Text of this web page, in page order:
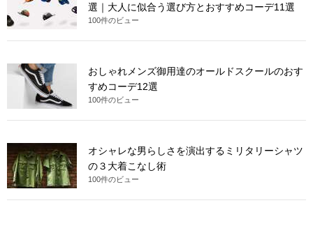
選｜大人に似合う選び方とおすすめコーデ11選
100件のビュー
おしゃれメンズ御用達のオールドスクールのおす
すめコーデ12選
100件のビュー
オシャレな男らしさを演出するミリタリーシャツ
の３大着こなし術
100件のビュー